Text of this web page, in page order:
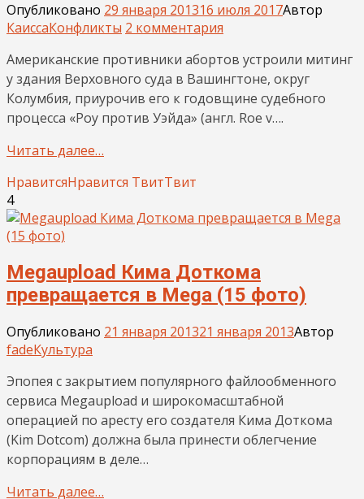
Опубликовано 29 января 201316 июля 2017Автор
КаиссаКонфликты 2 комментария
Американские противники абортов устроили митинг
у здания Верховного суда в Вашингтоне, округ
Колумбия, приурочив его к годовщине судебного
процесса «Роу против Уэйда» (англ. Roe v….
Читать далее…
НравитсяНравится ТвитТвит
4
Megaupload Кима Доткома
превращается в Mega (15 фото)
Опубликовано 21 января 201321 января 2013Автор
fadeКультура
Эпопея с закрытием популярного файлообменного
сервиса Megaupload и широкомасштабной
операцией по аресту его создателя Кима Доткома
(Kim Dotcom) должна была принести облегчение
корпорациям в деле…
Читать далее…